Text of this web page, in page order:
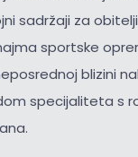
sadržaji za
sportske
blizini
specijaliteta s